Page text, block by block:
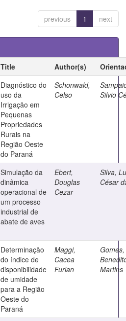
previous 1 next
Title Author(s)
Diagnóstico do
uso da
Irrigação em
Pequenas
Propriedades
Rurais na
Região Oeste
do Paraná
Schonwald,
Celso
Silvio
Simulação da
dinâmica
operacional de
um processo
industrial de
abate de aves
Ebert,
Douglas
Cezar
Silva,
César
Determinação
do índice de
disponibilidade
de umidade
para a Região
Oeste do
Paraná
Maggi,
Cacea
Furlan
Gomes,
Martins